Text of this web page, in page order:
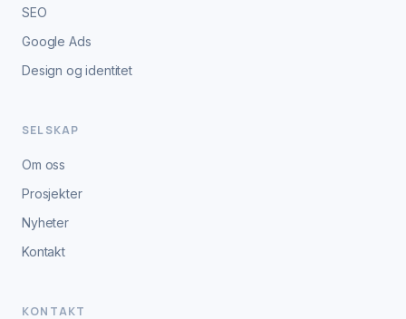
SEO
Google Ads
Design og identitet
SELSKAP
Om oss
Prosjekter
Nyheter
Kontakt
KONTAKT